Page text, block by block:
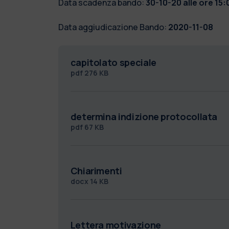
Data scadenza bando: 30-10-20 alle ore
Data aggiudicazione Bando: 2020-11-08
capitolato speciale
pdf 276 KB
determina indizione protocollata
pdf 67 KB
Chiarimenti
docx 14 KB
Lettera motivazione